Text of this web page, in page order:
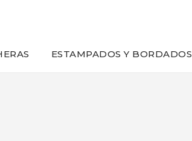
ESTAMPADOS Y BORDADOS